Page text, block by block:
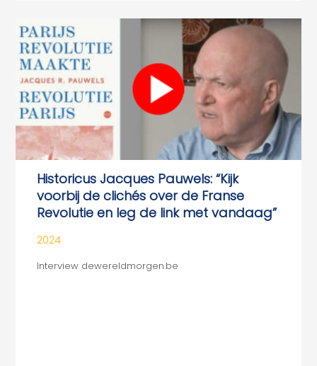
Historicus Jacques Pauwels: “Kijk
voorbij de clichés over de Franse
Revolutie en leg de link met vandaag”
2024
Interview dewereldmorgen.be